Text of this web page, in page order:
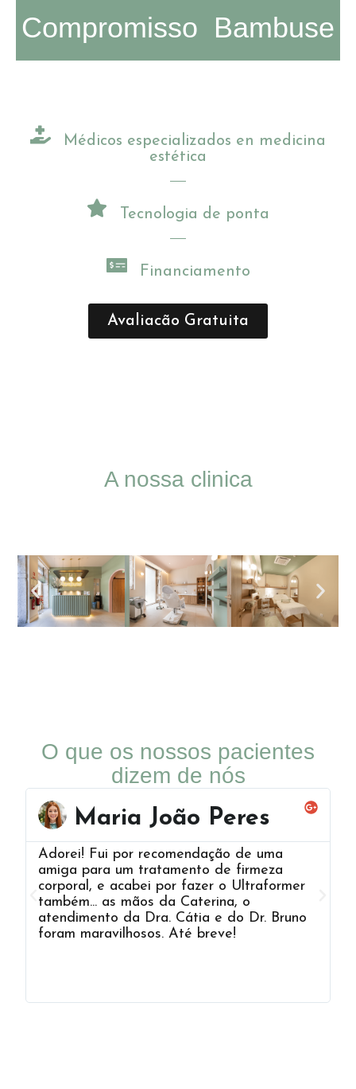
Compromisso Bambuse
Médicos especializados en medicina
estética
Tecnologia de ponta
Financiamento
Avaliacão Gratuita
A nossa clinica
O que os nossos pacientes
dizem de nós
Maria João Peres
Adorei! Fui por recomendação de uma
amiga para um tratamento de firmeza
corporal, e acabei por fazer o Ultraformer
também... as mãos da Caterina, o
atendimento da Dra. Cátia e do Dr. Bruno
foram maravilhosos. Até breve!